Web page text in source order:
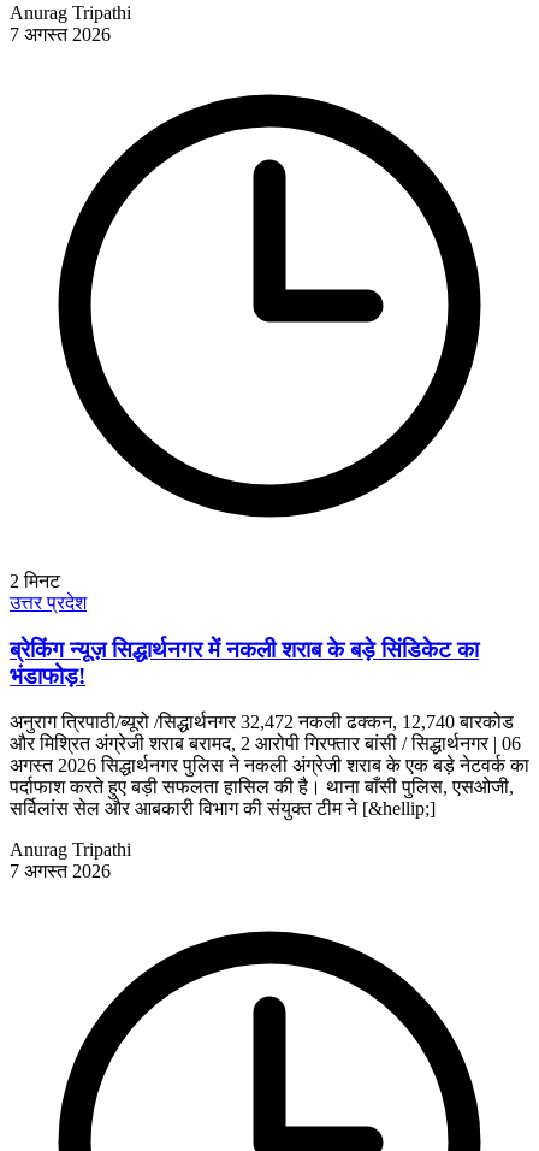
Anurag Tripathi
7 अगस्त 2026
2 मिनट
उत्तर प्रदेश
ब्रेकिंग न्यूज़ सिद्धार्थनगर में नकली शराब के बड़े सिंडिकेट का
भंडाफोड़!
अनुराग त्रिपाठी/ब्यूरो /सिद्धार्थनगर 32,472 नकली ढक्कन, 12,740 बारकोड
और मिश्रित अंग्रेजी शराब बरामद, 2 आरोपी गिरफ्तार बांसी / सिद्धार्थनगर | 06
अगस्त 2026 सिद्धार्थनगर पुलिस ने नकली अंग्रेजी शराब के एक बड़े नेटवर्क का
पर्दाफाश करते हुए बड़ी सफलता हासिल की है। थाना बाँसी पुलिस, एसओजी,
सर्विलांस सेल और आबकारी विभाग की संयुक्त टीम ने [&hellip;]
Anurag Tripathi
7 अगस्त 2026